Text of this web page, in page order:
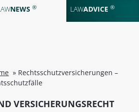
NEWS ® LAWADVICE ®
» Rechtsschutzversicherungen –
VERSICHERUNGSRECHT